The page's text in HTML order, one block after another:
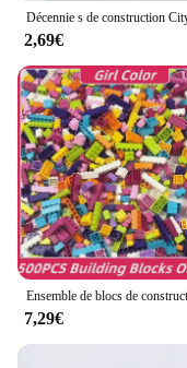
2,69€
7,29€